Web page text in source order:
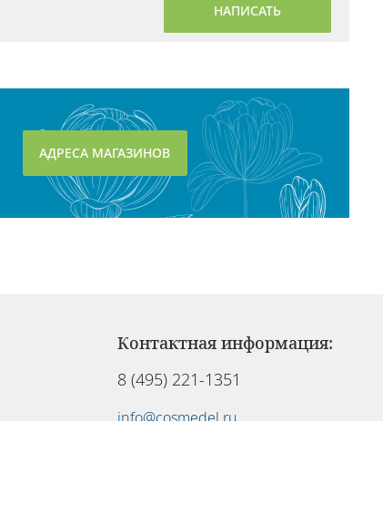
НАПИСАТЬ
АДРЕСА МАГАЗИНОВ
Контактная информация:
8 (495) 221-1351
info@cosmedel.ru